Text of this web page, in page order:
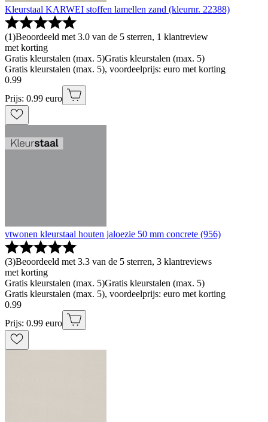
Kleurstaal KARWEI stoffen lamellen zand (kleurnr. 22388)
(1)Beoordeeld met 3.0 van de 5 sterren, 1 klantreview
met korting
Gratis kleurstalen (max. 5)Gratis kleurstalen (max. 5)
Gratis kleurstalen (max. 5), voordeelprijs: euro met korting
0.99
Prijs: 0.99 euro
vtwonen kleurstaal houten jaloezie 50 mm concrete (956)
(3)Beoordeeld met 3.3 van de 5 sterren, 3 klantreviews
met korting
Gratis kleurstalen (max. 5)Gratis kleurstalen (max. 5)
Gratis kleurstalen (max. 5), voordeelprijs: euro met korting
0.99
Prijs: 0.99 euro